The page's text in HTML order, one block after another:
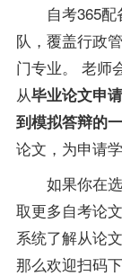
自考365
队，覆盖行政
门专业。 老师
从毕业论文申
到模拟答辩的
论文，为申请
如果你在选
取更多自考论
系统了解从论
那么欢迎扫码